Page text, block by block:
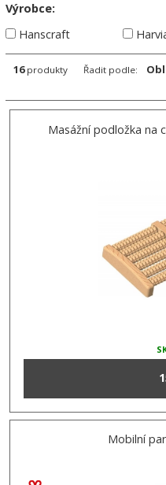
Výrobce:
Hanscraft
16 produkty Řadit podle:
Masážní podložka na
Mobilní